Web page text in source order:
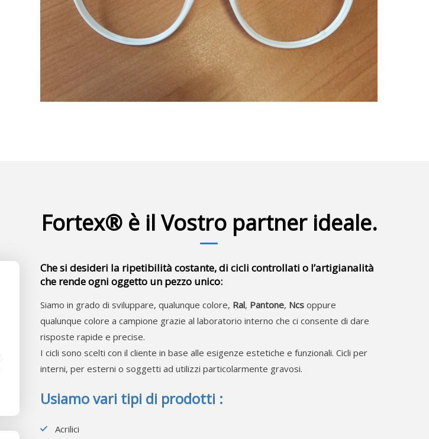
Fortex® è il Vostro partner ideale.
Che si desideri la ripetibilità costante, di cicli controllati o l’artigianalità
che rende ogni oggetto un pezzo unico:
Siamo in grado di sviluppare, qualunque colore, Ral, Pantone, Ncs oppure
qualunque colore a campione grazie al laboratorio interno che ci consente di dare
risposte rapide e precise.
I cicli sono scelti con il cliente in base alle esigenze estetiche e funzionali. Cicli per
interni, per esterni o soggetti ad utilizzi particolarmente gravosi.
Usiamo vari tipi di prodotti :
Acrilici